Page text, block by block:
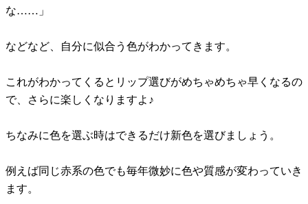
な……」
などなど、自分に似合う色がわかってきます。
これがわかってくるとリップ選びがめちゃめちゃ早くなるの
で、さらに楽しくなりますよ♪
ちなみに色を選ぶ時はできるだけ新色を選びましょう。
例えば同じ赤系の色でも毎年微妙に色や質感が変わっていき
ます。